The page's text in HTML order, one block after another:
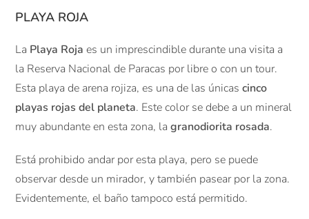
PLAYA ROJA
La Playa Roja es un imprescindible durante una visita a
la Reserva Nacional de Paracas por libre o con un tour.
Esta playa de arena rojiza, es una de las únicascinco
playas rojas del planeta. Este color se debe a un mineral
muy abundante en esta zona, lagranodiorita rosada.
Está prohibido andar por esta playa, pero se puede
observar desde un mirador, y también pasear por la zona.
Evidentemente, el baño tampoco está permitido.